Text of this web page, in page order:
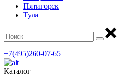
Пятигорск
Тула
+7(495)260-07-65
Каталог